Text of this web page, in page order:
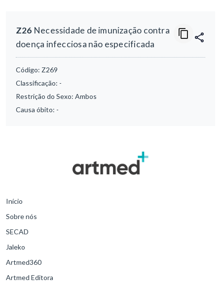
Z26 Necessidade de imunização contra
doença infecciosa não especificada
Código: Z269
Classificação: -
Restrição do Sexo: Ambos
Causa óbito: -
Início
Sobre nós
SECAD
Jaleko
Artmed360
Artmed Editora